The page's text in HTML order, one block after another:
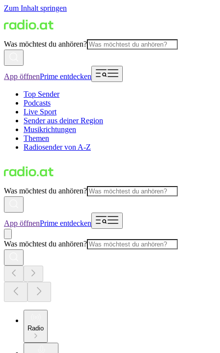
Zum Inhalt springen
Was möchtest du anhören?
App öffnenPrime entdecken
Top Sender
Podcasts
Live Sport
Sender aus deiner Region
Musikrichtungen
Themen
Radiosender von A-Z
Was möchtest du anhören?
App öffnenPrime entdecken
Was möchtest du anhören?
Radio